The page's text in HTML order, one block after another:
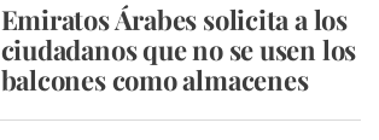
Emiratos Árabes solicita a los
ciudadanos que no se usen los
balcones como almacenes